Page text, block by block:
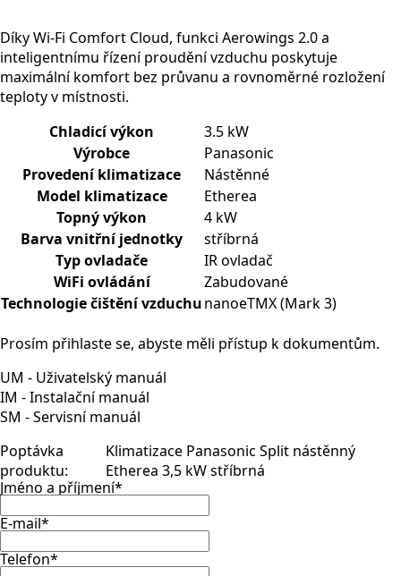
DíkyWi-Fi Comfort Cloud, funkci Aerowings 2.0 a
inteligentnímu řízení proudění vzduchu poskytuje
maximální komfort bez průvanu a rovnoměrné rozložení
teploty v místnosti.
Chladicí výkon
3.5 kW
Výrobce
Panasonic
Provedení klimatizace
Nástěnné
Model klimatizace
Etherea
Topný výkon
4 kW
Barva vnitřní jednotky
stříbrná
Typ ovladače
IR ovladač
WiFi ovládání
Zabudované
Technologie čištění vzduchunanoeTMX (Mark 3)
Prosím přihlaste se, abyste měli přístup k dokumentům.
UM - Uživatelský manuál
IM - Instalační manuál
SM - Servisní manuál
Poptávka
produktu:
Klimatizace Panasonic Split nástěnný
Etherea 3,5 kW stříbrná
Jméno a příjmení*
E-mail*
Telefon*